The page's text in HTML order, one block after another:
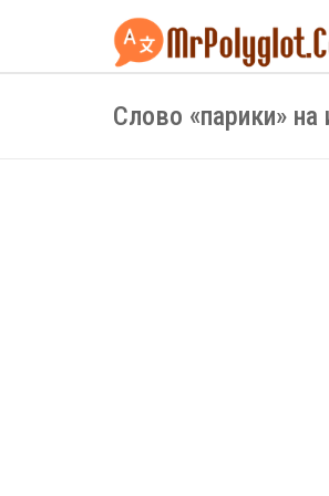
Слово «парики»